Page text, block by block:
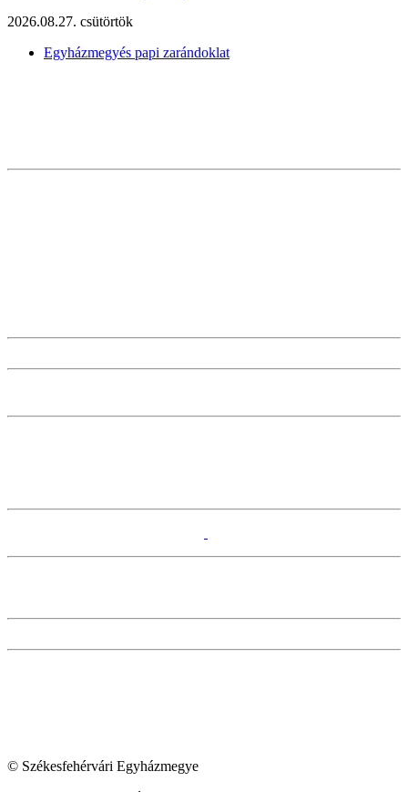
2026.08.27. csütörtök
Egyházmegyés papi zarándoklat
© Székesfehérvári Egyházmegye